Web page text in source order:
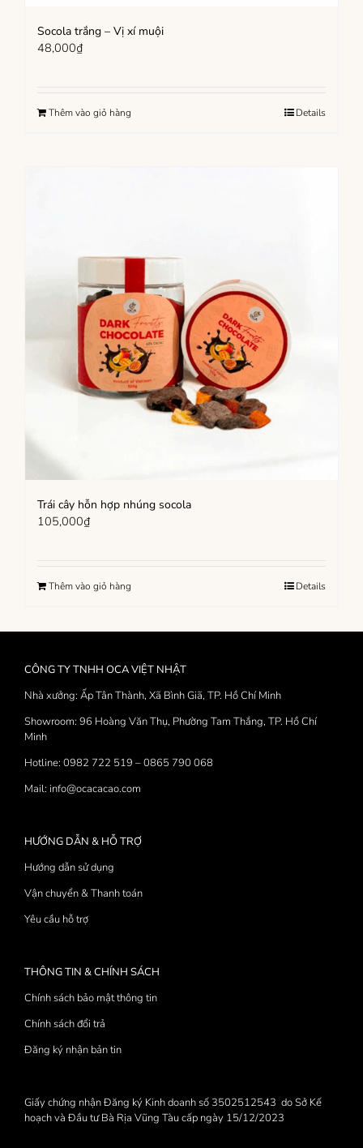
Socola trắng – Vị xí muội
48,000₫
Thêm vào giỏ hàng Details
Trái cây hỗn hợp nhúng socola
105,000₫
Thêm vào giỏ hàng Details
CÔNG TY TNHH OCA VIỆT NHẬT
Nhà xưởng: Ấp Tân Thành, Xã Bình Giã, TP. Hồ Chí Minh
Showroom: 96 Hoàng Văn Thụ, Phường Tam Thắng, TP. Hồ Chí
Minh
Hotline: 0982 722 519 – 0865 790 068
Mail: info@ocacacao.com
HƯỚNG DẪN & HỖ TRỢ
Hướng dẫn sử dụng
Vận chuyển & Thanh toán
Yêu cầu hỗ trợ
THÔNG TIN & CHÍNH SÁCH
Chính sách bảo mật thông tin
Chính sách đổi trả
Đăng ký nhận bản tin
Giấy chứng nhận Đăng ký Kinh doanh số 3502512543 do Sở Kế
hoạch và Đầu tư Bà Rịa Vũng Tàu cấp ngày 15/12/2023